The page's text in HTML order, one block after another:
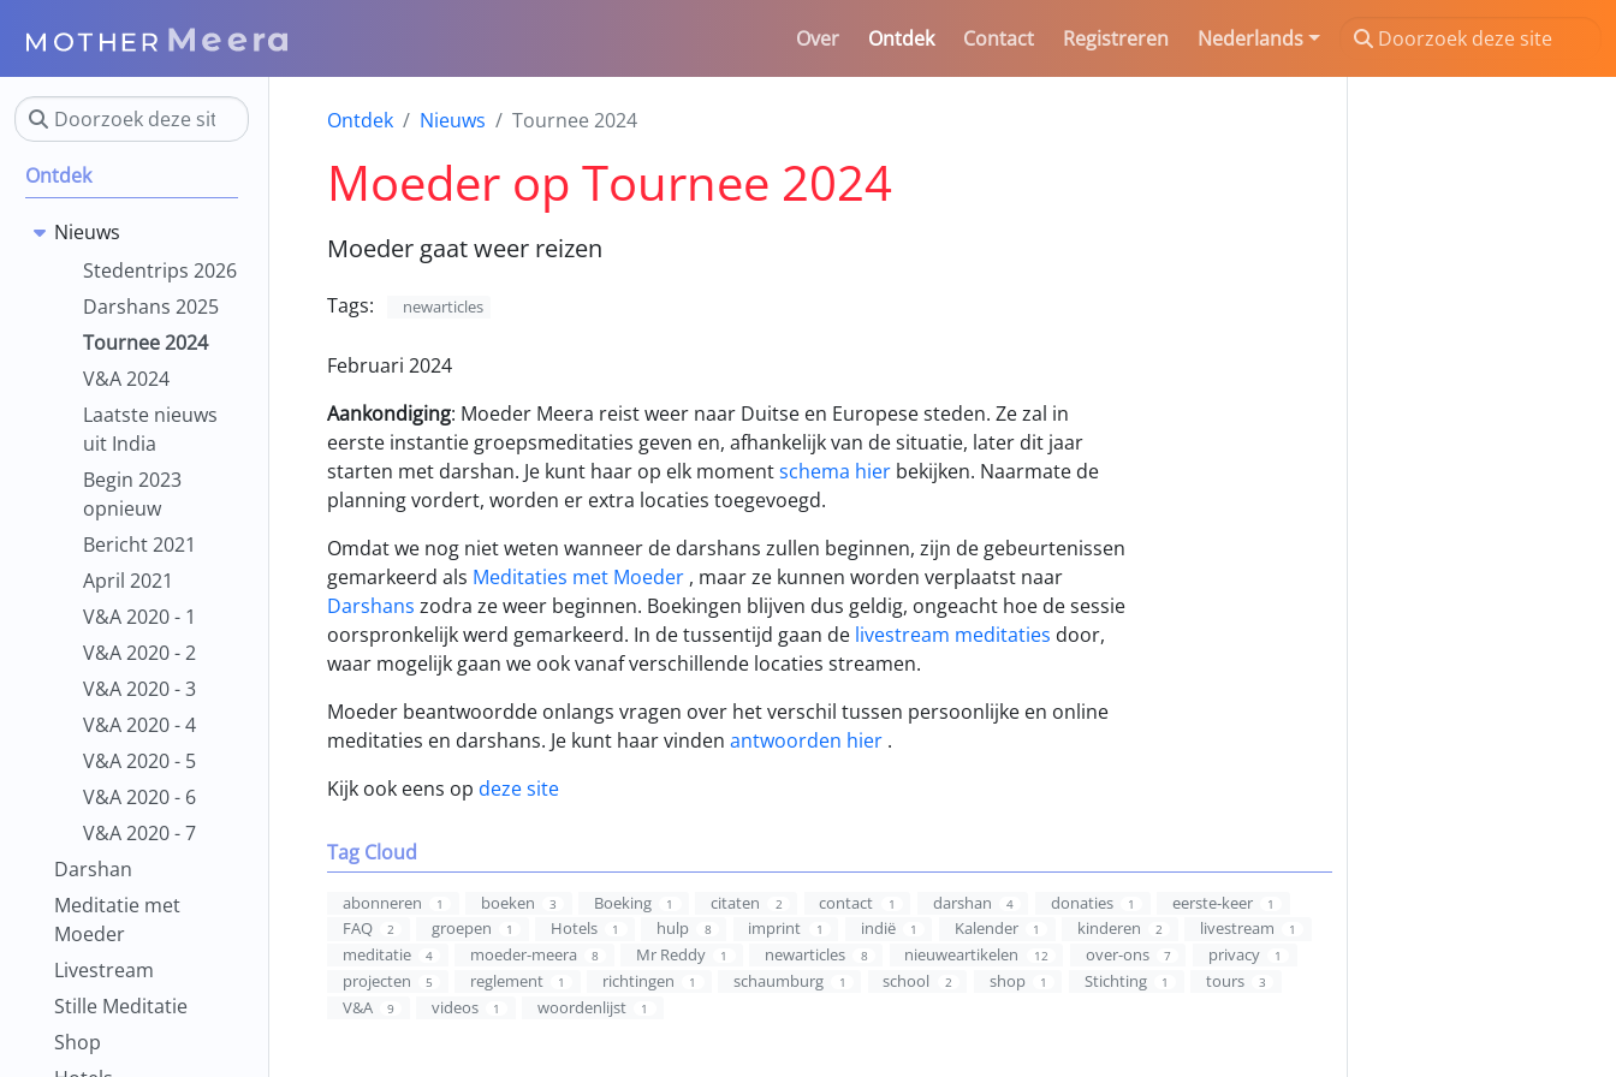
Over Ontdek Contact Registreren Nederlands
Ontdek
Nieuws
Stedentrips 2026
Darshans 2025
Tournee 2024
V&A 2024
Laatste nieuws
uit India
Begin 2023
opnieuw
Bericht 2021
April 2021
V&A 2020 - 1
V&A 2020 - 2
V&A 2020 - 3
V&A 2020 - 4
V&A 2020 - 5
V&A 2020 - 6
V&A 2020 - 7
Darshan
Meditatie met
Moeder
Livestream
Stille Meditatie
Shop
Ontdek Nieuws Tournee 2024
Moeder op Tournee 2024
Moeder gaat weer reizen
Tags: newarticles
Februari 2024
Aankondiging: Moeder Meera reist weer naar Duitse en Europese steden. Ze zal in
eerste instantie groepsmeditaties geven en, afhankelijk van de situatie, later dit jaar
starten met darshan. Je kunt haar op elk momentschema hier bekijken. Naarmate de
planning vordert, worden er extra locaties toegevoegd.
Omdat we nog niet weten wanneer de darshans zullen beginnen, zijn de gebeurtenissen
gemarkeerd als Meditaties met Moeder , maar ze kunnen worden verplaatst naar
Darshans zodra ze weer beginnen. Boekingen blijven dus geldig, ongeacht hoe de sessie
oorspronkelijk werd gemarkeerd. In de tussentijd gaan de livestream meditaties door,
waar mogelijk gaan we ook vanaf verschillende locaties streamen.
Moeder beantwoordde onlangs vragen over het verschil tussen persoonlijke en online
meditaties en darshans. Je kunt haar vinden antwoorden hier .
Kijk ook eens op deze site
Tag Cloud
abonneren 1 boeken 3 Boeking 1 citaten 2 contact 1 darshan 4 donaties 1 eerste-keer 1
FAQ 2 groepen 1 Hotels 1 hulp 8 imprint 1 indië 1 Kalender 1 kinderen 2 livestream 1
meditatie 4 moeder-meera 8 Mr Reddy 1 newarticles 8 nieuweartikelen 12 over-ons 7 privacy 1
projecten 5 reglement 1 richtingen 1 schaumburg 1 school 2 shop 1 Stichting 1 tours 3
V&A 9 videos 1 woordenlijst 1